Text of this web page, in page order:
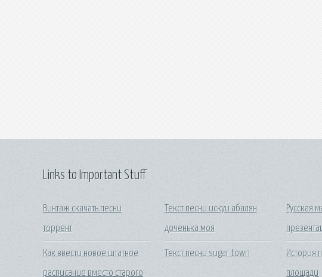
Links to Important Stuff
Винтаж скачать песни
торрент
Как ввести новое штатное
расписание вместо старого
Текст песни искуи абалян
доченька моя
Текст песни sugar town
Русская
История
площади